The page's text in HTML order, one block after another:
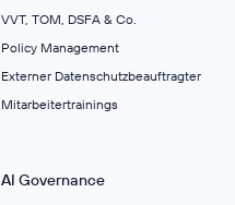
VVT, TOM, DSFA & Co.
Policy Management
Externer Datenschutzbeauftragter
Mitarbeitertrainings
AI Governance